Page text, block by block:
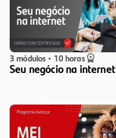
3 módulos • 10 horas
Seu negócio na internet